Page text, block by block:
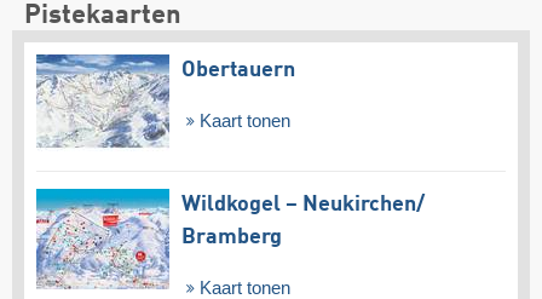
Pistekaarten
Obertauern
Kaart tonen
Wildkogel – Neukirchen/​
Bramberg
Kaart tonen